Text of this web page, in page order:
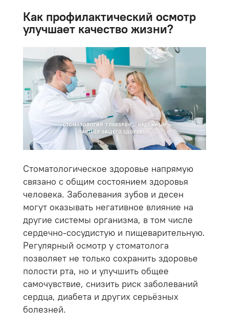
Как профилактический осмотр
улучшает качество жизни?
Стоматологическое здоровье напрямую
связано с общим состоянием здоровья
человека. Заболевания зубов и десен
могут оказывать негативное влияние на
другие системы организма, в том числе
сердечно-сосудистую и пищеварительную.
Регулярный осмотр у стоматолога
позволяет не только сохранить здоровье
полости рта, но и улучшить общее
самочувствие, снизить риск заболеваний
сердца, диабета и других серьёзных
болезней.